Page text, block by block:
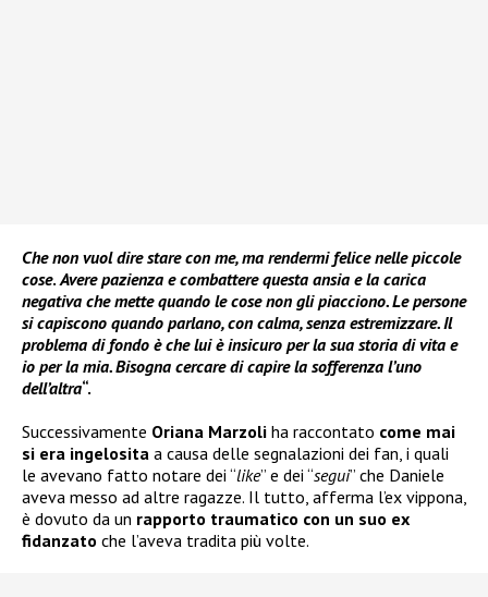
Che non vuol dire stare con me, ma rendermi felice nelle piccole
cose.Avere pazienza e combattere questa ansia e la carica
negativa che mette quando le cose non gli piacciono. Le persone
si capiscono quando parlano, con calma, senza estremizzare. Il
problema di fondo è che lui è insicuro per la sua storia di vita e
io per la mia. Bisogna cercare di capire la sofferenza l’uno
dell’altra“.
Successivamente Oriana Marzoli ha raccontato come mai
si era ingelosita a causa delle segnalazioni dei fan, i quali
le avevano fatto notare dei “like” e dei “segui” che Daniele
aveva messo ad altre ragazze. Il tutto, afferma l’ex vippona,
è dovuto da un rapporto traumatico con un suo ex
fidanzato che l’aveva tradita più volte.